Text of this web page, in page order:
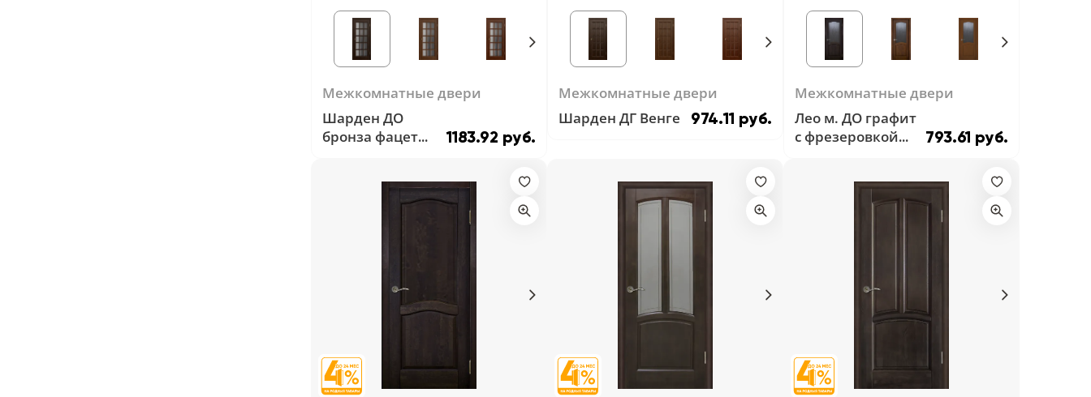
Межкомнатные двери
Шарден ДО
бронза фацет
1183.92 руб.
Межкомнатные двери
Шарден ДГ Венге
974.11 руб.
Межкомнатные двери
Лео м. ДО графит
с фрезеровкой
793.61 руб.